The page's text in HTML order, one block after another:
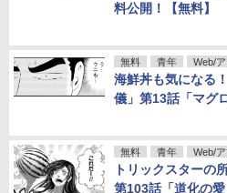
料公開！【無料】
無料 青年 Web/ア
海鮮丼も気になる
儀」第13話「マグ
無料 青年 Web/ア
トリックスターの
第103話「道化の